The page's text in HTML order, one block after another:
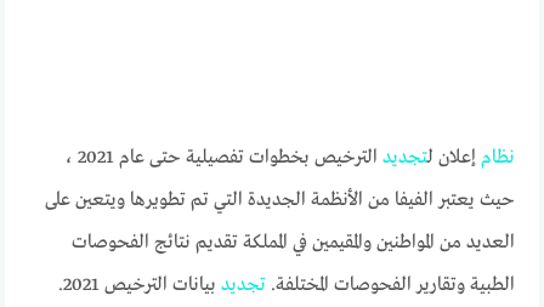
نظام إعلان لتجديد
الترخيص بخطوات تفصيلية حتى عام 2021 ،
حيث يعتبر الفيفا من الأنظمة الجديدة التي تم تطويرها ويتعين على
العديد من المواطنين والمقيمين في المملكة تقديم نتائج الفحوصات
الطبية وتقارير الفحوصات المختلفة.تجديد بيانات الترخيص 2021.